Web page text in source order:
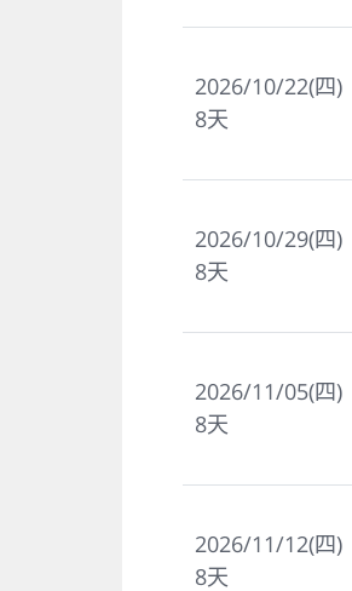
2026/10/22(四)
8天
2026/10/29(四)
8天
2026/11/05(四)
8天
2026/11/12(四)
8天